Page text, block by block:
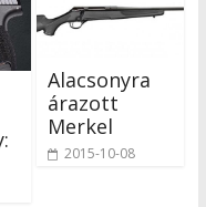
Alacsonyra
árazott
Merkel
2015-10-08